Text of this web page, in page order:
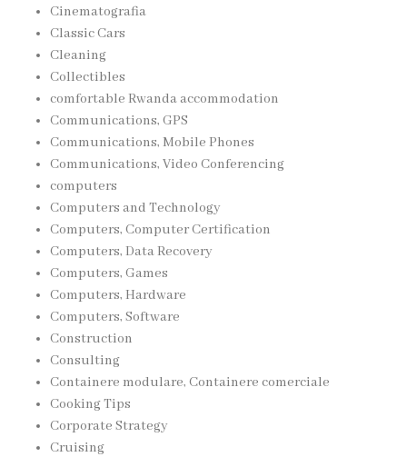
Cinematografia
Classic Cars
Cleaning
Collectibles
comfortable Rwanda accommodation
Communications, GPS
Communications, Mobile Phones
Communications, Video Conferencing
computers
Computers and Technology
Computers, Computer Certification
Computers, Data Recovery
Computers, Games
Computers, Hardware
Computers, Software
Construction
Consulting
Containere modulare, Containere comerciale
Cooking Tips
Corporate Strategy
Cruising